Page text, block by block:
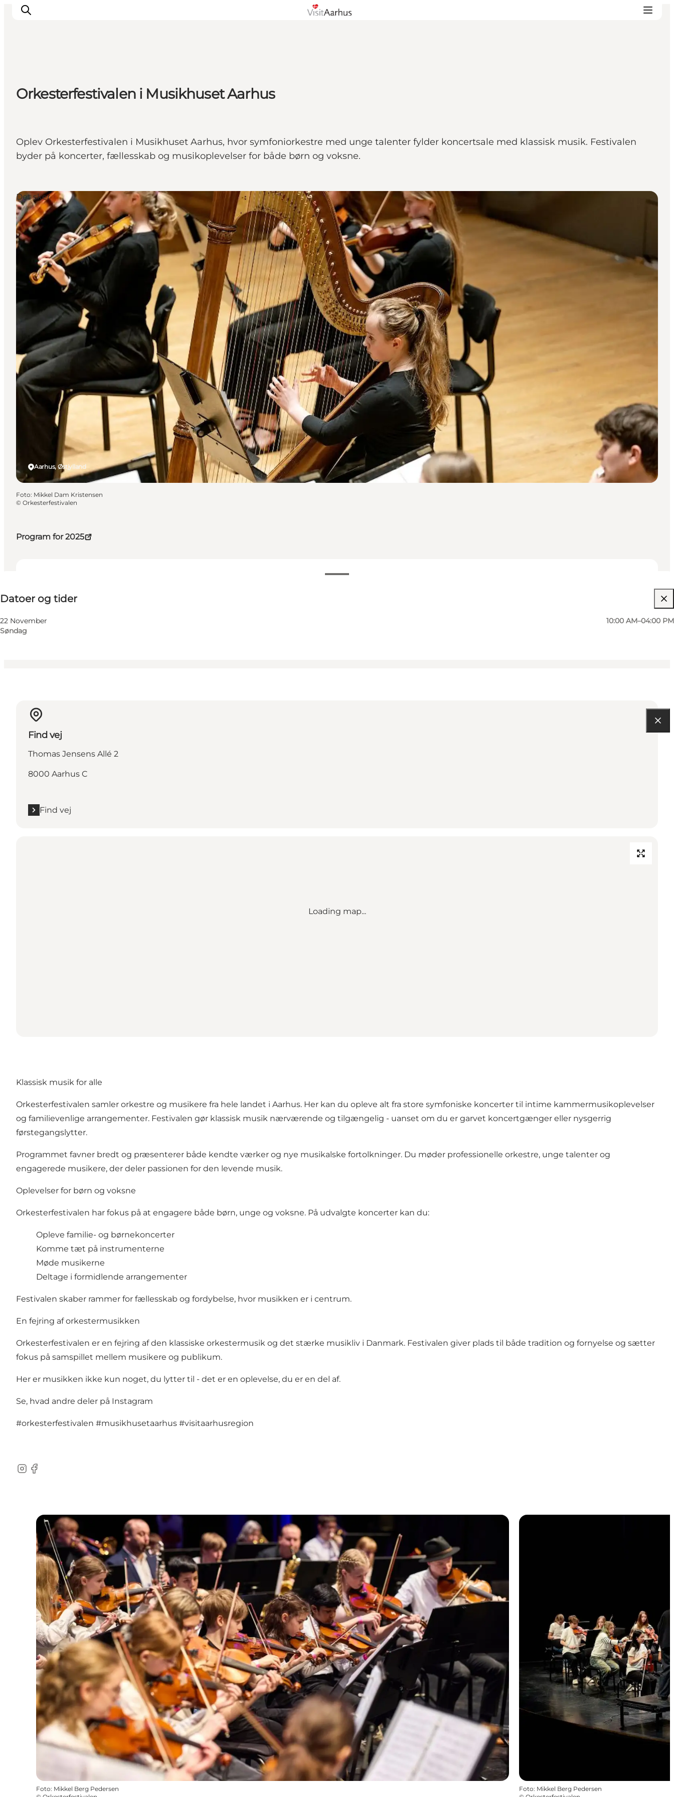
Oplevelser
Kalender
Transport
Orkesterfestivalen i Musikhuset Aarhus
Oplev Orkesterfestivalen i Musikhuset Aarhus, hvor symfoniorkestre med unge talenter fylder koncertsale med klassisk musik. Festivalen
byder på koncerter, fællesskab og musikoplevelser for både børn og voksne.
Program for 2025
Datoer og tider
22 November
Søndag
10:00 AM–04:00 PM
Gratis
Besøg hjemmeside
Aarhus, Østjylland
Det sker
Foto: Mikkel Dam Kristensen
© Orkesterfestivalen
Find vej
Thomas Jensens Allé 2
8000 Aarhus C
Find vej
Loading map...
Klassisk musik for alle
Orkesterfestivalen samler orkestre og musikere fra hele landet i Aarhus. Her kan du opleve alt fra store symfoniske koncerter til intime kammermusikoplevelser
og familievenlige arrangementer. Festivalen gør klassisk musik nærværende og tilgængelig - uanset om du er garvet koncertgænger eller nysgerrig
førstegangslytter.
Programmet favner bredt og præsenterer både kendte værker og nye musikalske fortolkninger. Du møder professionelle orkestre, unge talenter og
engagerede musikere, der deler passionen for den levende musik.
Oplevelser for børn og voksne
Orkesterfestivalen har fokus på at engagere både børn, unge og voksne. På udvalgte koncerter kan du:
Opleve familie- og børnekoncerter
Komme tæt på instrumenterne
Møde musikerne
Deltage i formidlende arrangementer
Festivalen skaber rammer for fællesskab og fordybelse, hvor musikken er i centrum.
En fejring af orkestermusikken
Orkesterfestivalen er en fejring af den klassiske orkestermusik og det stærke musikliv i Danmark. Festivalen giver plads til både tradition og fornyelse og sætter
fokus på samspillet mellem musikere og publikum.
Her er musikken ikke kun noget, du lytter til - det er en oplevelse, du er en del af.
Se, hvad andre deler på Instagram
#orkesterfestivalen #musikhusetaarhus #visitaarhusregion
Instagram
Facebook
Foto: Mikkel Berg Pedersen
Foto: Mikkel Berg Pedersen